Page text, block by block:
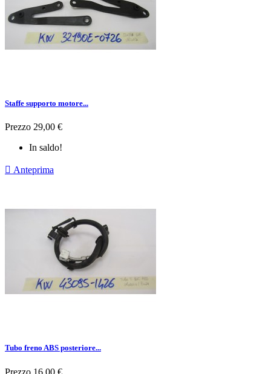
Staffe supporto motore...
Prezzo 29,00 €
In saldo!
 Anteprima
Tubo freno ABS posteriore...
Prezzo 16,00 €